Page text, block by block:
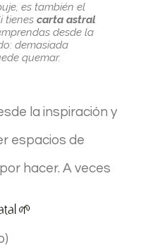
es también el
tienescarta astral
desde la
demasiada
quemar.
la inspiración y
espacios de
hacer. A veces
🌱